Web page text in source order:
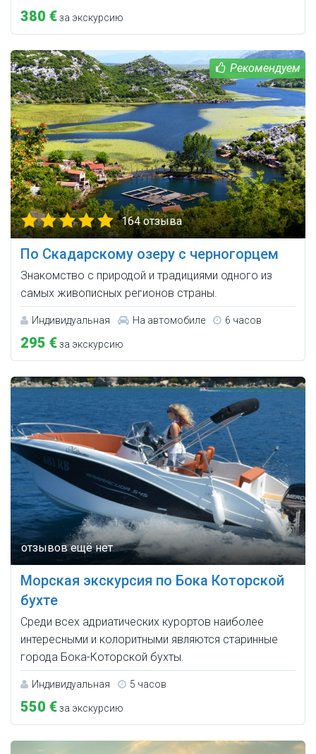
380 €за экскурсию
164 отзыва
По Скадарскому озеру с черногорцем
Знакомство с природой и традициями одного из
самых живописных регионов страны.
Индивидуальная На автомобиле 6 часов
295 €за экскурсию
Морская экскурсия по Бока Которской
бухте
Среди всех адриатических курортов наиболее
интересными и колоритными являются старинные
города Бока-Которской бухты.
Индивидуальная 5 часов
550 €за экскурсию